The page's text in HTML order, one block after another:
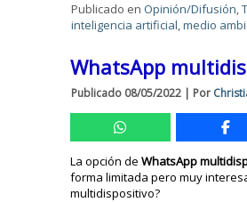
Publicado en Opinión/Difusión,
inteligencia artificial,medio
WhatsApp
Publicado 08/05/2022 | Por
La opción deWhatsApp
forma limitada pero muy
multidispositivo?